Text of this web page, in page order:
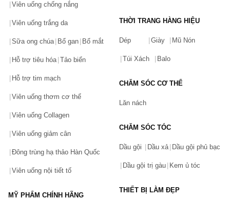
Viên uống chống nắng
Viên uống trắng da
Sữa ong chúa Bổ gan Bổ mắt
Hỗ trợ tiêu hóa Tảo biển
Hỗ trợ tim mạch
Viên uống thơm cơ thể
Viên uống Collagen
Viên uống giảm cân
Đông trùng hạ thảo Hàn Quốc
Viên uống nội tiết tố
MỸ PHẨM CHÍNH HÃNG
THỜI TRANG HÀNG HIỆU
Dép Giày Mũ Nón
Túi Xách Balo
CHĂM SÓC CƠ THỂ
Lăn nách
CHĂM SÓC TÓC
Dầu gội Dầu xả Dầu gội phủ bạc
Dầu gội trị gàu Kem ủ tóc
THIẾT BỊ LÀM ĐẸP